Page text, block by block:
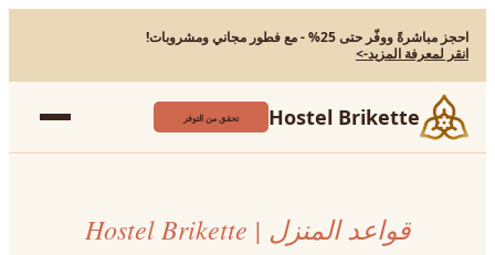
احجز مباشرةً ووفّر حتى 25% - مع فطور مجاني ومشروبات!
انقر لمعرفة المزيد->
Hostel Brikette تحقق من التوفر
قواعد المنزل | Hostel Brikette